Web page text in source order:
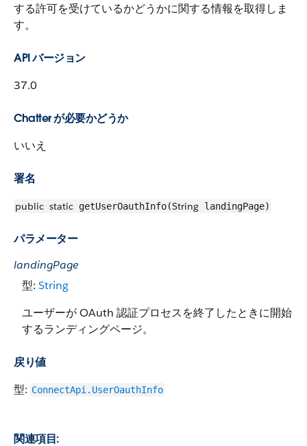
する許可を受けているかどうかに関する情報を取得しま
す。
API バージョン
37.0
Chatter が必要かどうか
いいえ
署名
public static getUserOauthInfo(String landingPage)
パラメーター
landingPage
型: String
ユーザーが OAuth 認証プロセスを終了したときに開始
するランディングページ。
戻り値
型: ConnectApi.UserOauthInfo
関連項目: